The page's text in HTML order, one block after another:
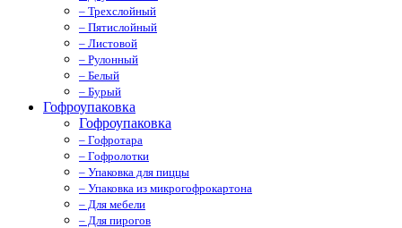
– Трехслойный
– Пятислойный
– Листовой
– Рулонный
– Белый
– Бурый
Гофроупаковка
Гофроупаковка
– Гофротара
– Гофролотки
– Упаковка для пиццы
– Упаковка из микрогофрокартона
– Для мебели
– Для пирогов